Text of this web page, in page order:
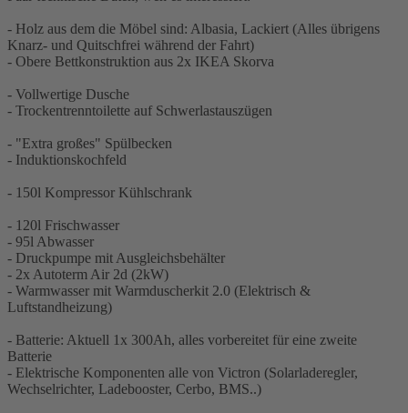
- Holz aus dem die Möbel sind: Albasia, Lackiert (Alles übrigens
Knarz- und Quitschfrei während der Fahrt)
- Obere Bettkonstruktion aus 2x IKEA Skorva
- Vollwertige Dusche
- Trockentrenntoilette auf Schwerlastauszügen
- "Extra großes" Spülbecken
- Induktionskochfeld
- 150l Kompressor Kühlschrank
- 120l Frischwasser
- 95l Abwasser
- Druckpumpe mit Ausgleichsbehälter
- 2x Autoterm Air 2d (2kW)
- Warmwasser mit Warmduscherkit 2.0 (Elektrisch &
Luftstandheizung)
- Batterie: Aktuell 1x 300Ah, alles vorbereitet für eine zweite
Batterie
- Elektrische Komponenten alle von Victron (Solarladeregler,
Wechselrichter, Ladebooster, Cerbo, BMS..)